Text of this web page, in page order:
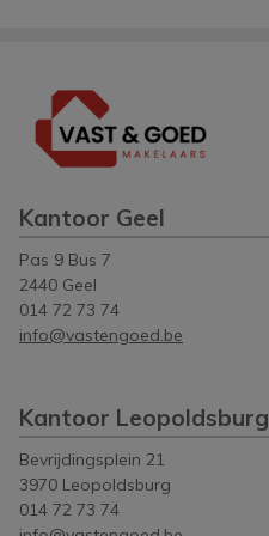
Kantoor Geel
Pas 9 Bus 7
2440 Geel
014 72 73 74
info@vastengoed.be
Kantoor Leopoldsburg
Bevrijdingsplein 21
3970 Leopoldsburg
014 72 73 74